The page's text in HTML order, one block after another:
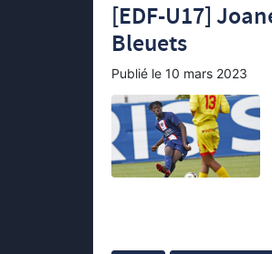
[EDF-U17]
Bleuets
Publié le 10 mars 2023